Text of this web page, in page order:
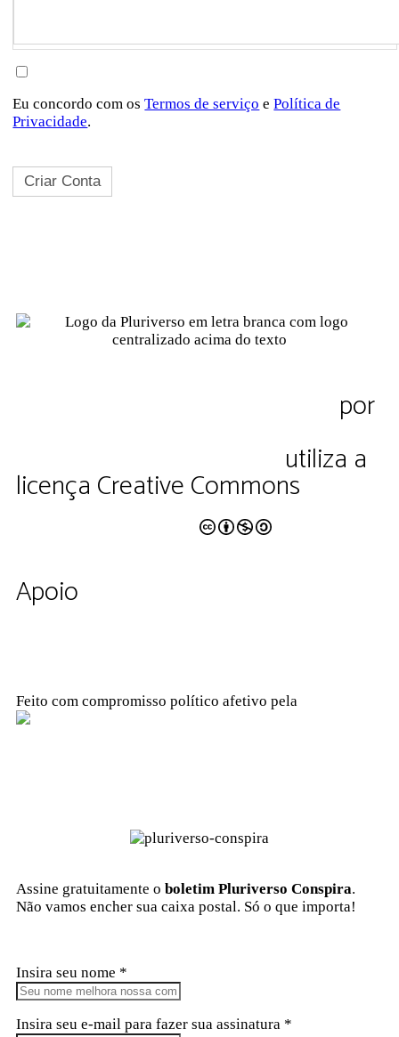
Eu concordo com osTermos de serviço ePolítica de
Privacidade.
por
Pluriverso Coletivo de serviços em
utiliza a
licença Creative Commons
CC BY-NC-SA 4.0
Apoio
Feito com compromisso político afetivo pela
Assine gratuitamente o boletim Pluriverso Conspira.
Não vamos encher sua caixa postal. Só o que importa!
Insira seu nome *
Insira seu e-mail para fazer sua assinatura *